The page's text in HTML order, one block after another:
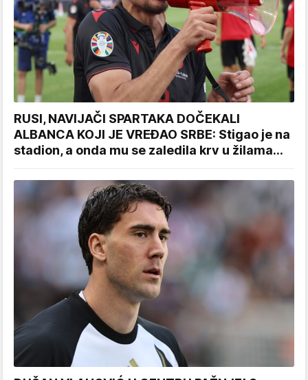
RUSI, NAVIJAČI SPARTAKA DOČEKALI
ALBANCA KOJI JE VREĐAO SRBE: Stigao je na
stadion, a onda mu se zaledila krv u žilama...